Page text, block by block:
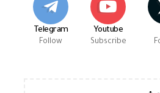
Youtube
Subscribe
Telegram
Follow